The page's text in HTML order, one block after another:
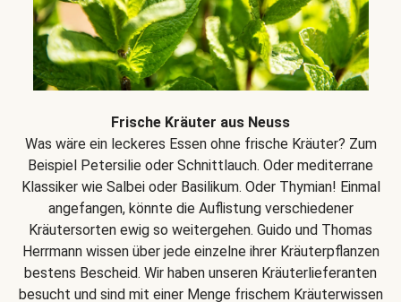
Frische Kräuter aus Neuss
Was wäre ein leckeres Essen ohne frische Kräuter? Zum
Beispiel Petersilie oder Schnittlauch. Oder mediterrane
Klassiker wie Salbei oder Basilikum. Oder Thymian! Einmal
angefangen, könnte die Auflistung verschiedener
Kräutersorten ewig so weitergehen. Guido und Thomas
Herrmann wissen über jede einzelne ihrer Kräuterpflanzen
bestens Bescheid. Wir haben unseren Kräuterlieferanten
besucht und sind mit einer Menge frischem Kräuterwissen